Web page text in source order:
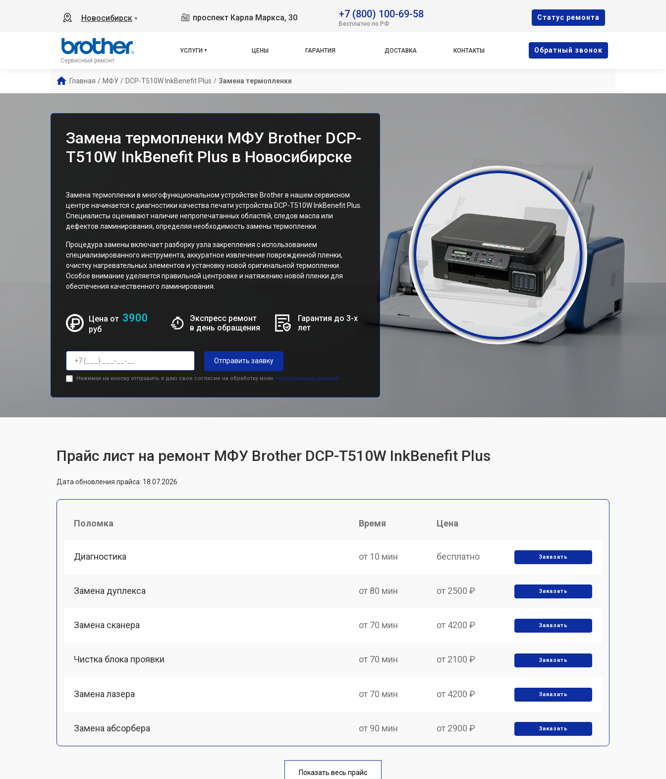
Новосибирск ▼ проспект Карла Маркса, 30 +7 (800) 100-69-58
Бесплатно по РФ
Cтатус ремонта
Сервисный ремонт
УСЛУГИ ЦЕНЫ ГАРАНТИЯ ДОСТАВКА КОНТАКТЫ Oбратный звонок
Главная / МФУ / DCP-T510W InkBenefit Plus / Замена термопленки
Замена термопленки МФУ Brother DCP-
T510W InkBenefit Plus в Новосибирске
Замена термопленки в многофункциональном устройстве Brother в нашем сервисном
центре начинается с диагностики качества печати устройства DCP-T510W InkBenefit Plus.
Специалисты оценивают наличие непропечатанных областей, следов масла или
дефектов ламинирования, определяя необходимость замены термопленки.
Процедура замены включает разборку узла закрепления с использованием
специализированного инструмента, аккуратное извлечение поврежденной пленки,
очистку нагревательных элементов и установку новой оригинальной термопленки.
Особое внимание уделяется правильной центровке и натяжению новой пленки для
обеспечения качественного ламинирования.
Цена от 3900
руб
Экспресс ремонт
в день обращения
Гарантия до 3-х
лет
Отправить заявку
Нажимая на кнопку отправить я даю свое согласие на обработку моих персональных данных.
Прайс лист на ремонт МФУ Brother DCP-T510W InkBenefit Plus
Дата обновления прайса: 18.07.2026
Поломка Время Цена
Диагностика от 10 мин бесплатно Заказать
Замена дуплекса от 80 мин от 2500 ₽ Заказать
Замена сканера от 70 мин от 4200 ₽ Заказать
Чистка блока проявки от 70 мин от 2100 ₽ Заказать
Замена лазера от 70 мин от 4200 ₽ Заказать
Замена абсорбера от 90 мин от 2900 ₽ Заказать
от 60 мин
Показать весь прайс